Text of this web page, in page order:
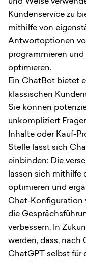
und Weise
Kundenservice zu
mithilfe von
Antwortoptionen
programmieren
optimieren.
Ein ChatBot bietet
klassischen
Sie können
unkompliziert
Inhalte oder Kauf-
Stelle lässt sich
einbinden: Die
lassen sich mithilfe
optimieren und
Chat-Konfiguration
die
verbessern. In
werden, dass, nach
ChatGPT selbst für